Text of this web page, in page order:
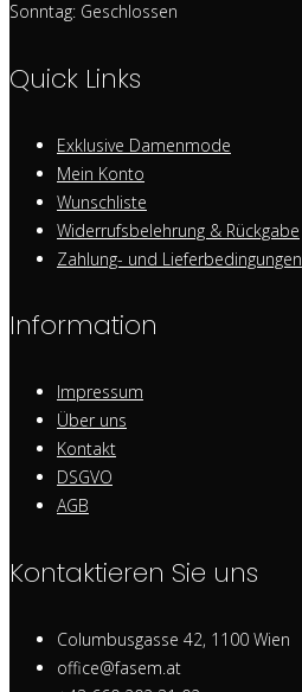
Sonntag: Geschlossen
Quick Links
Exklusive Damenmode
Mein Konto
Wunschliste
Widerrufsbelehrung & Rückgabe
Zahlung- und Lieferbedingungen
Information
Impressum
Über uns
Kontakt
DSGVO
AGB
Kontaktieren Sie uns
Columbusgasse 42, 1100 Wien
office@fasem.at